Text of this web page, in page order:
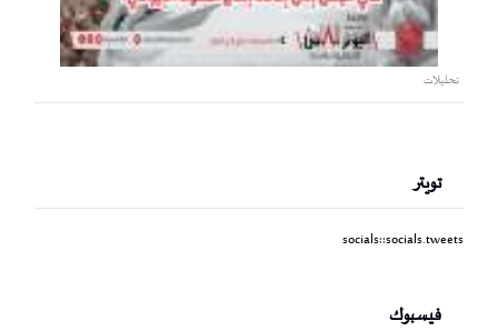
تحليلات
تويتر
socials::socials.tweets
فيسبوك